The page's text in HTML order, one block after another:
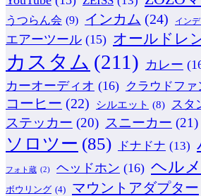
うつらん会 (9) インカム (24) イン
エアーツール (15) オールドレ
カスタム (211) カレー
カーオーディオ (16) クラウドフ
コーヒー (22) シルエット (8) スタ
ステッカー (20) スニーカー (21)
ソロツー (85) ドナドナ (13)
フォト蔵 (2) ヘッドホン (16) ヘル
ボウリング (4) マウントアダプター